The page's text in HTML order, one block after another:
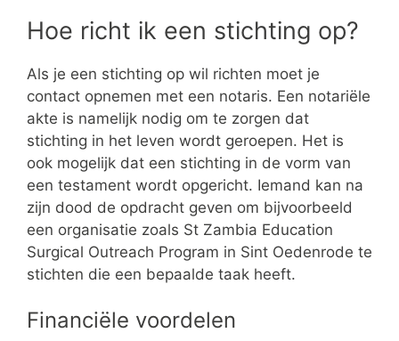
Hoe richt ik een stichting op?
Als je een stichting op wil richten moet je
contact opnemen met een notaris. Een notariële
akte is namelijk nodig om te zorgen dat
stichting in het leven wordt geroepen. Het is
ook mogelijk dat een stichting in de vorm van
een testament wordt opgericht. Iemand kan na
zijn dood de opdracht geven om bijvoorbeeld
een organisatie zoals St Zambia Education
Surgical Outreach Program in Sint Oedenrode te
stichten die een bepaalde taak heeft.
Financiële voordelen